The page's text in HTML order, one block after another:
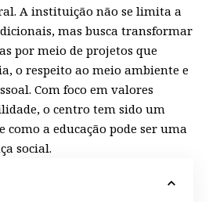
A instituição não se limita a
mas busca transformar
por meio de projetos que
o respeito ao meio ambiente e
Com foco em valores
o centro tem sido um
como a educação pode ser uma
social.